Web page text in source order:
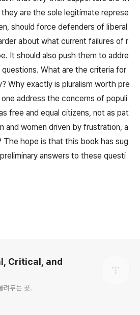
are the sole legitimate represe
should force defenders of liberal
about what current failures of r
It should also push them to addre
questions. What are the criteria for
Why exactly is pluralism worth pre
address the concerns of populi
free and equal citizens, not as pat
and women driven by frustration, a
The hope is that this book has sug
answers to these questi
려두는 곳.